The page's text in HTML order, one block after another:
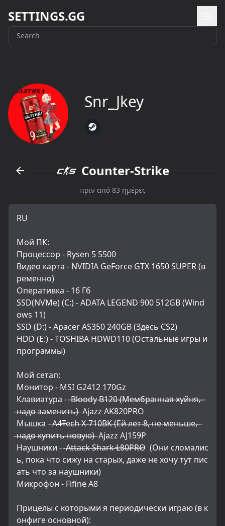
SETTINGS.GG
Snr_Jkey
Counter-Strike
πριν από 83 ημέρες
RU
Мой ПК:
Процессор - Rysen 5 5500
Видео карта - NVIDIA GeForce GTX 1650 SUPER (в
ременно)
Оперативка - 16 Гб
SSD(NVMe) (C:) - ADATA LEGEND 900 512GB (Wind
ows 11)
SSD (D:) - Apacer AS350 240GB (Здесь CS2)
HDD (E:) - TOSHIBA HDWD110 (Остальные игры и
программы)
Мой сетап:
Монитор - MSI G2412 170Gz
Клавиатура -  ̶B̶l̶o̶o̶d̶y̶ ̶B̶1̶2̶0̶ ̶(̶М̶е̶м̶б̶р̶а̶н̶н̶а̶я̶ ̶х̶у̶й̶н̶я̶,̶
̶н̶а̶д̶о̶ ̶з̶а̶м̶е̶н̶и̶т̶ь̶)̶  Ajazz AK820PRO
Мышка - ̶A̶4̶T̶e̶c̶h̶ ̶X̶-̶7̶1̶0̶B̶K̶ ̶(̶Е̶й̶ ̶л̶е̶т̶ ̶8̶,̶ ̶н̶е̶ ̶м̶е̶н̶ь̶ш̶е̶,̶
̶н̶а̶д̶о̶ ̶к̶у̶п̶и̶т̶ь̶ ̶н̶о̶в̶у̶ю̶)̶  Ajazz AJ159P
Наушники -  ̶A̶t̶t̶a̶c̶k̶ ̶S̶h̶a̶r̶k̶ ̶L̶8̶0̶P̶R̶O̶  (Они сломалис
ь, пока что сижу на старых, даже не хочу тут пис
ать что за наушники)
Микрофон - Fifine A8
Прицелы с которыми я периодически играю (в к
онфиге основной):